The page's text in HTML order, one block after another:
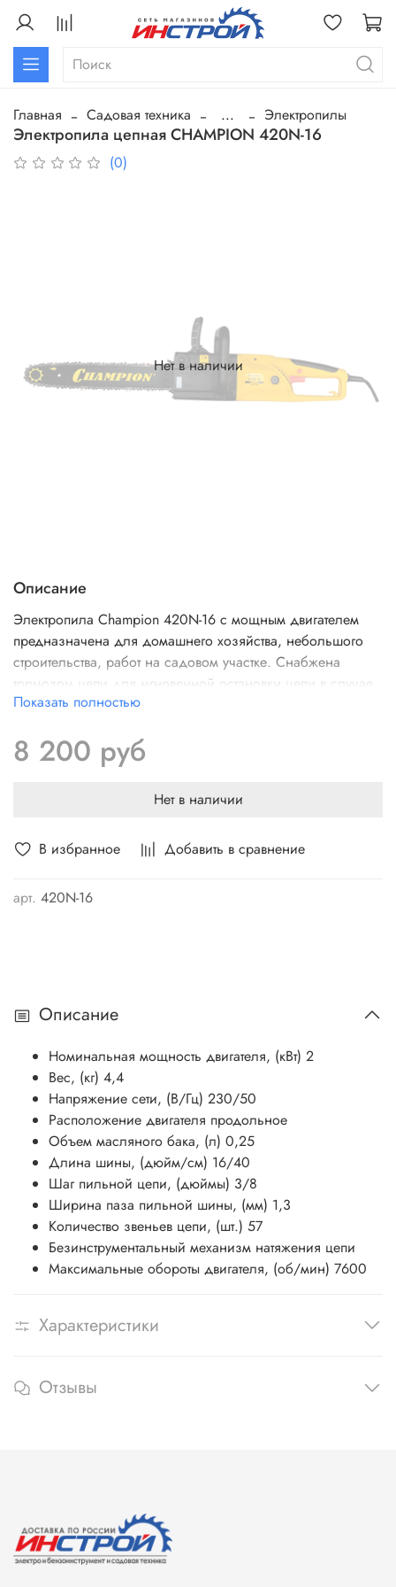
Главная Садовая техника ... Электропилы
Электропила цепная CHAMPION 420N-16
(0)
В избранное Добавить в сравнение
арт. 420N-16
Нет в наличии
Описание
Электропила Champion 420N-16 с мощным двигателем
предназначена для домашнего хозяйства, небольшого
строительства, работ на садовом участке. Снабжена
тормозом цепи для мгновенной остановки цепи в случае
отскока. Имеет металлический упор для более точной
комфортному удержанию электропилы. От случайного
запуска предохраняет стопорная кнопка.
Показать полностью
8 200 руб
Нет в наличии
Описание
Номинальная мощность двигателя, (кВт) 2
Вес, (кг) 4,4
Напряжение сети, (В/Гц) 230/50
Расположение двигателя продольное
Объем масляного бака, (л) 0,25
Длина шины, (дюйм/см) 16/40
Шаг пильной цепи, (дюймы) 3/8
Ширина паза пильной шины, (мм) 1,3
Количество звеньев цепи, (шт.) 57
Безинструментальный механизм натяжения цепи
Максимальные обороты двигателя, (об/мин) 7600
Характеристики
Отзывы